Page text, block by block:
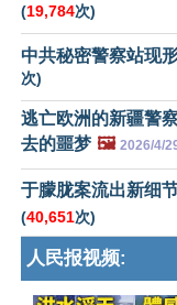
(19,784次)
中共秘密警察站现
次)
逃亡欧洲的新疆警
去的噩梦 🖼️ 2026/4/
于朦胧案流出新细
(40,651次)
人民报视频: